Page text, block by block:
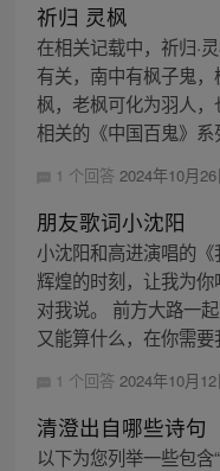
祈归 灵枫
在相关记载中，祈归·
有关，南中有枫子鬼
枫，老枫可化为羽人
相关的《中国百鬼》系
1 个回答 2024年10月
朋友歌词小沈阳
小沈阳和高进演唱的
辉煌的时刻，让我为
对我说。 前方大路一
又能算什么，在你需
1 个回答 2024年10月
清澄出自哪些诗句
以下为您列举一些包含